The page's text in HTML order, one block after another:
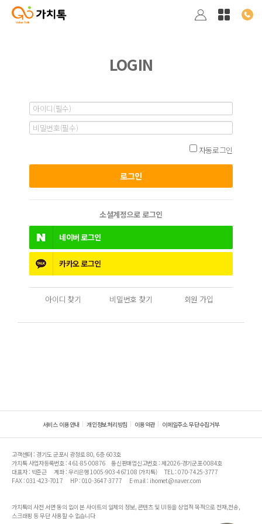
LOGIN
자동로그인
소셜계정으로 로그인
네이버로그인
카카오로그인
아이디 찾기 비밀번호 찾기 회원 가입
서비스 이용안내 개인정보처리방침 이용약관 이메일주소 무단수집거부
고객센터 : 경기도 군포시 광정로 80, 6층 603호
가치톡 사업자등록번호 : 461-85-00876
통신판매업신고번호 : 제2026-경기군포-0084호
대표자 : 박준근
계좌 : 우리은행 1005-903-467108 (가치톡)
TEL : 070-7425-3777
FAX : 031-423-7017
HP : 010-3647-3777 E-mail : ihomet@naver.com
가치톡의 사전 서면 동의 없이 본 사이트의 일체의 정보, 콘텐츠 및 UI등을 상업적 목적으로 전재,전송,
스크래핑 등 무단 사용할 수 없습니다